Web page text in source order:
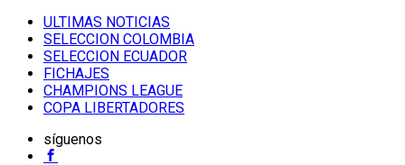
ULTIMAS NOTICIAS
SELECCION COLOMBIA
SELECCION ECUADOR
FICHAJES
CHAMPIONS LEAGUE
COPA LIBERTADORES
síguenos